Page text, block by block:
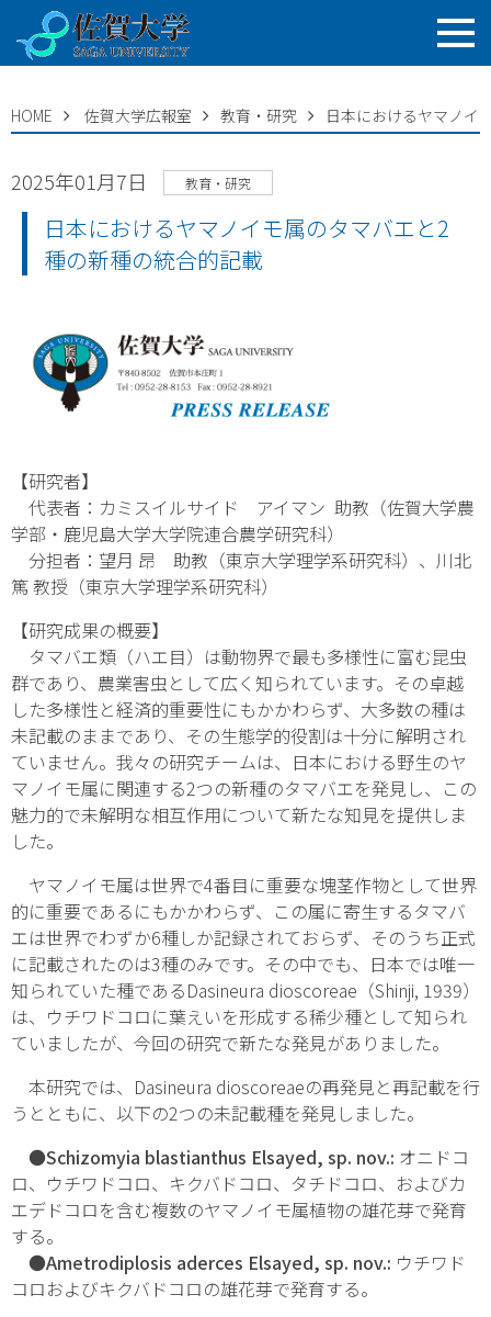
HOME 佐賀大学広報室 教育・研究 日本におけるヤマノイ
2025年01月7日 教育・研究
日本におけるヤマノイモ属のタマバエと2
種の新種の統合的記載
【研究者】
代表者：カミスイルサイド アイマン 助教（佐賀大学農
学部・鹿児島大学大学院連合農学研究科）
分担者：望月 昂 助教（東京大学理学系研究科）、川北
篤 教授（東京大学理学系研究科）
【研究成果の概要】
タマバエ類（ハエ目）は動物界で最も多様性に富む昆虫
群であり、農業害虫として広く知られています。その卓越
した多様性と経済的重要性にもかかわらず、大多数の種は
未記載のままであり、その生態学的役割は十分に解明され
ていません。我々の研究チームは、日本における野生のヤ
マノイモ属に関連する2つの新種のタマバエを発見し、この
魅力的で未解明な相互作用について新たな知見を提供しま
した。
ヤマノイモ属は世界で4番目に重要な塊茎作物として世界
的に重要であるにもかかわらず、この属に寄生するタマバ
エは世界でわずか6種しか記録されておらず、そのうち正式
に記載されたのは3種のみです。その中でも、日本では唯一
知られていた種であるDasineura dioscoreae （Shinji, 1939）
は、ウチワドコロに葉えいを形成する稀少種として知られ
ていましたが、今回の研究で新たな発見がありました。
本研究では、 Dasineura dioscoreaeの再発見と再記載を行
うとともに、以下の2つの未記載種を発見しました。
●Schizomyia blastianthus Elsayed, sp. nov.: オニドコ
ロ、ウチワドコロ、キクバドコロ、タチドコロ、およびカ
エデドコロを含む複数のヤマノイモ属植物の雄花芽で発育
する。
●Ametrodiplosis aderces Elsayed, sp. nov.: ウチワド
コロおよびキクバドコロの雄花芽で発育する。